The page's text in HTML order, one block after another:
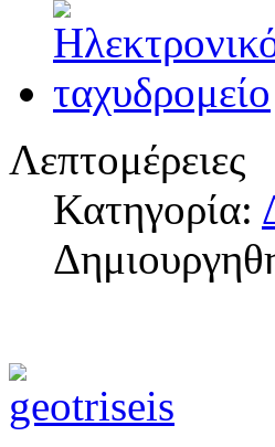
Λεπτομέρειες
Κατηγορία: